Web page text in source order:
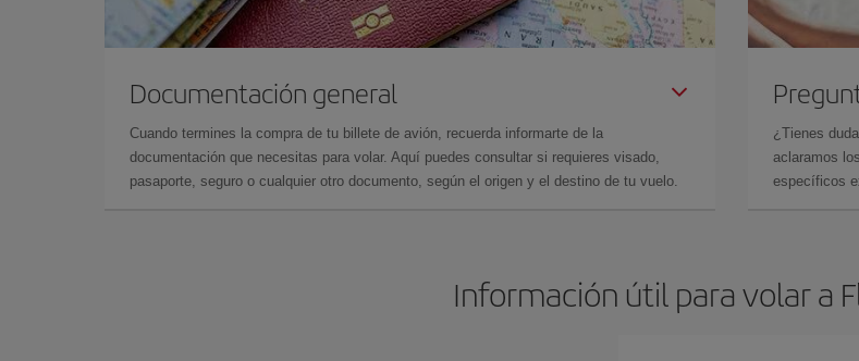
Documentación general
Cuando termines la compra de tu billete de avión, recuerda informarte de la
documentación que necesitas para volar. Aquí puedes consultar si requieres visado,
pasaporte, seguro o cualquier otro documento, según el origen y el destino de tu vuelo.
¿Tienes
aclaramos
específicos
Información útil para volar a